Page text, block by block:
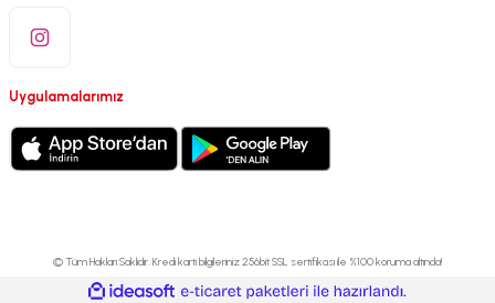
Uygulamalarımız
© Tüm Hakları Saklıdır. Kredi kartı bilgileriniz 256bit SSL sertifikası ile %100 koruma altında!
ideasoft
e-